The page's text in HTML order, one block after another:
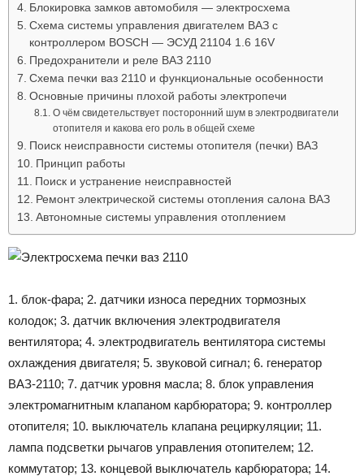
Блокировка замков автомобиля — электросхема
Схема системы управления двигателем ВАЗ с
контроллером BOSCH — ЭСУД 21104 1.6 16V
Предохранители и реле ВАЗ 2110
Cхема печки ваз 2110 и функциональные особенности
Основные причины плохой работы электропечи
О чём свидетельствует посторонний шум в электродвигатели
отопителя и какова его роль в общей схеме
Поиск неисправности системы отопителя (печки) ВАЗ
Принцип работы
Поиск и устранение неисправностей
Ремонт электрической системы отопления салона ВАЗ
Автономные системы управления отоплением
1. блок-фара; 2. датчики износа передних тормозных
колодок; 3. датчик включения электродвигателя
вентилятора; 4. электродвигатель вентилятора системы
охлаждения двигателя; 5. звуковой сигнал; 6. генератор
ВАЗ-2110; 7. датчик уровня масла; 8. блок управления
электромагнитным клапаном карбюратора; 9. контроллер
отопителя; 10. выключатель клапана рециркуляции; 11.
лампа подсветки рычагов управления отопителем; 12.
коммутатор; 13. концевой выключатель карбюратора; 14.